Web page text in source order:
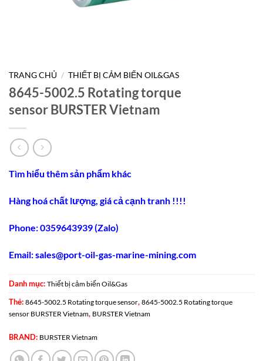
TRANG CHỦ / THIẾT BỊ CẢM BIẾN OIL&GAS
8645-5002.5 Rotating torque
sensor BURSTER Vietnam
Tìm hiểu thêm sản phẩm khác
Hàng hoá chất lượng, giá cả cạnh tranh !!!!
Phone: 0359643939 (Zalo)
Email:sales@port-oil-gas-marine-mining.com
Danh mục: Thiết bị cảm biến Oil&Gas
Thẻ: 8645-5002.5 Rotating torque sensor, 8645-5002.5 Rotating torque
sensor BURSTER Vietnam, BURSTER Vietnam
BRAND: BURSTER Vietnam